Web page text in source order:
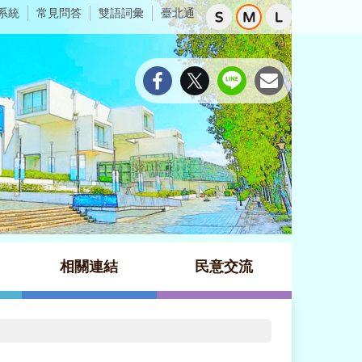
統 常見問答 雙語詞彙 臺北通
相關連結 民意交流